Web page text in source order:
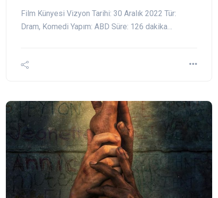
Film Künyesi Vizyon Tarihi: 30 Aralık 2022 Tür:
Dram, Komedi Yapım: ABD Süre: 126 dakika…